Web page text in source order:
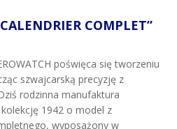
COMPLET”
poświęca się tworzeniu
szwajcarską precyzję z
rodzinna manufaktura
1942 o model z
wyposażony w